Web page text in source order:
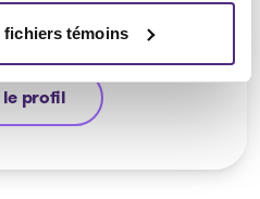
fichiers témoins
le profil
Bourassa-Milot